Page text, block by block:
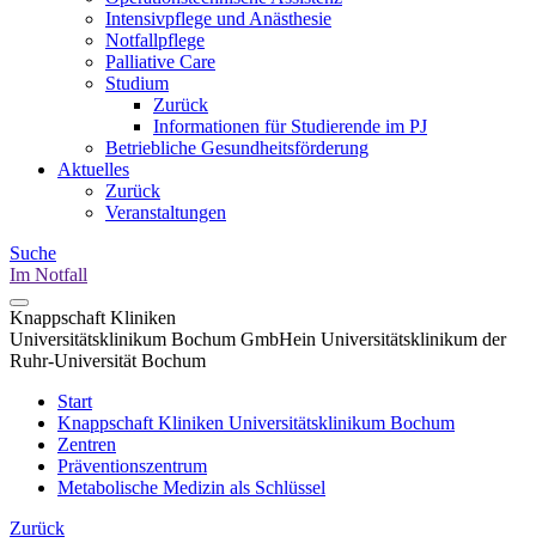
Intensivpflege und Anästhesie
Notfallpflege
Palliative Care
Studium
Zurück
Informationen für Studierende im PJ
Betriebliche Gesundheitsförderung
Aktuelles
Zurück
Veranstaltungen
Suche
Im Notfall
Knappschaft Kliniken
Universitätsklinikum Bochum GmbHein Universitätsklinikum der
Ruhr-Universität Bochum
Start
Knappschaft Kliniken Universitätsklinikum Bochum
Zentren
Präventionszentrum
Metabolische Medizin als Schlüssel
Zurück